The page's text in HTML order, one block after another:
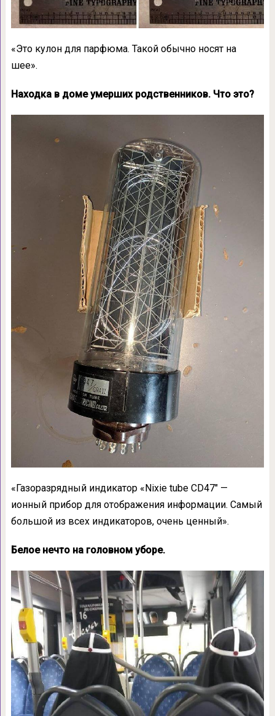
«Это кулон для парфюма. Такой обычно носят на
шее».
Находка в доме умерших родственников. Что это?
«Газоразрядный индикатор «Nixie tube CD47″ —
ионный прибор для отображения информации. Самый
большой из всех индикаторов, очень ценный».
Белое нечто на головном уборе.